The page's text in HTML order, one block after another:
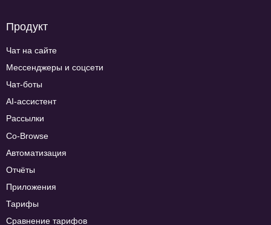
Продукт
Чат на сайте
Мессенджеры и соцсети
Чат-боты
AI-ассистент
Рассылки
Co-Browse
Автоматизация
Отчёты
Приложения
Тарифы
Сравнение тарифов